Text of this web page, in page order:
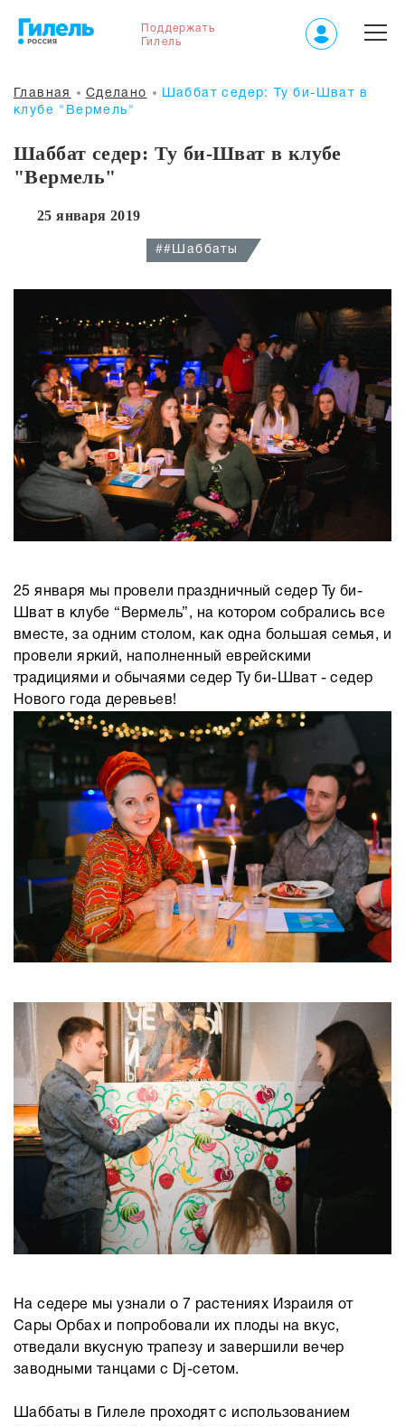
Поддержать
Гилель
Главная Сделано
Шаббат седер: Ту би-Шват в
клубе "Вермель"
Шаббат седер: Ту би-Шват в клубе
"Вермель"
25 января 2019
##Шаббаты
25 января мы провели праздничный седер Ту би-
Шват в клубе “Вермель”, на котором собрались все
вместе, за одним столом, как одна большая семья, и
провели яркий, наполненный еврейскими
традициями и обычаями седер Ту би-Шват - седер
Нового года деревьев!
На седере мы узнали о 7 растениях Израиля от
Сары Орбах и попробовали их плоды на вкус,
отведали вкусную трапезу и завершили вечер
заводными танцами с Dj-сетом.
Шаббаты в Гилеле проходят с использованием